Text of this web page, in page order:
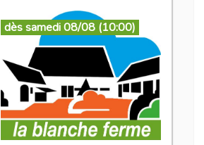
dès samedi 08/08 (10:00)